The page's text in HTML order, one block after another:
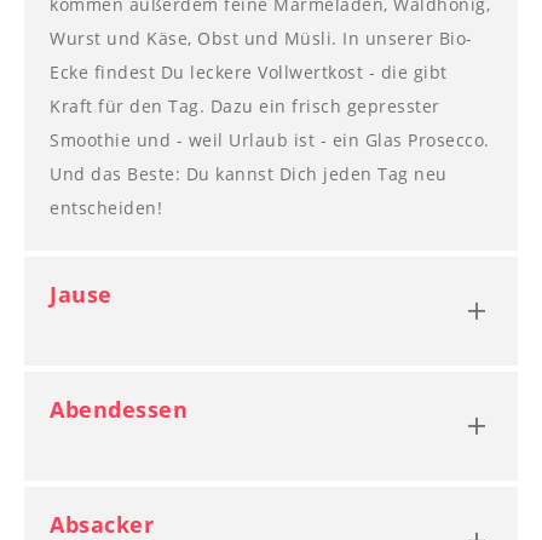
--
Wurst und Käse, Obst und Müsli. In unserer Bio-
Ecke findest Du leckere Vollwertkost - die gibt
Kraft für den Tag. Dazu ein frisch gepresster
Smoothie und - weil Urlaub ist - ein Glas Prosecco.
Und das Beste: Du kannst Dich jeden Tag neu
entscheiden!
Jause
Abendessen
Absacker